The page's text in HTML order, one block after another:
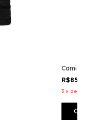
3 x de